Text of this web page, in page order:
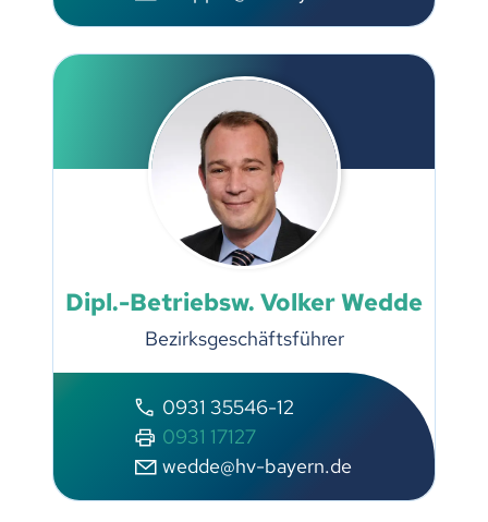
Dipl.-Betriebsw. Volker Wedde
Bezirksgeschäftsführer
0931 35546-12
0931 17127
wedde@hv-bayern.de